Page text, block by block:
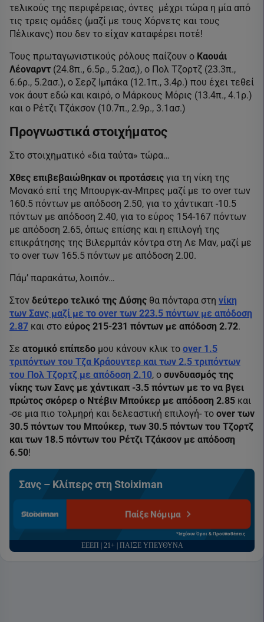
τελικούς της περιφέρειας, όντες μέχρι τώρα η μία από
τις τρεις ομάδες (μαζί με τους Χόρνετς και τους
Πέλικανς) που δεν το είχαν καταφέρει ποτέ!
Τους πρωταγωνιστικούς ρόλους παίζουν ο Καουάι
Λέοναρντ (24.8π., 6.5ρ., 5.2ασ,), ο Πολ Τζορτζ (23.3π.,
6.6ρ., 5.2ασ.), ο Σερζ Ιμπάκα (12.1π., 3.4ρ.) που έχει τεθεί
νοκ άουτ εδώ και καιρό, ο Μάρκους Μόρις (13.4π., 4.1ρ.)
και ο Ρέτζι Τζάκσον (10.7π., 2.9ρ., 3.1ασ.)
Προγνωστικά στοιχήματος
Στο στοιχηματικό «δια ταύτα» τώρα…
Χθες επιβεβαιώθηκαν οι προτάσεις για τη νίκη της
Μονακό επί της Μπουργκ-αν-Μπρες μαζί με το over των
160.5 πόντων με απόδοση 2.50, για το χάντικαπ -10.5
πόντων με απόδοση 2.40, για το εύρος 154-167 πόντων
με απόδοση 2.65, όπως επίσης και η επιλογή της
επικράτησης της Βιλερμπάν κόντρα στη Λε Μαν, μαζί με
το over των 165.5 πόντων με απόδοση 2.00.
Πάμ’ παρακάτω, λοιπόν…
Στον δεύτερο τελικό της Δύσης θα πόνταρα στη νίκη
των Σανς μαζί με το over των 223.5 πόντων με απόδοση
2.87 και στο εύρος 215-231 πόντων με απόδοση 2.72.
Σε ατομικό επίπεδο μου κάνουν κλικ το over 1.5
τριπόντων του Τζα Κράουντερ και των 2.5 τριπόντων
του Πολ Τζορτζ με απόδοση 2.10, ο συνδυασμός της
νίκης των Σανς με χάντικαπ -3.5 πόντων με το να βγει
πρώτος σκόρερ ο Ντέβιν Μπούκερ με απόδοση 2.85 και
-σε μια πιο τολμηρή και δελεαστική επιλογή- το over των
30.5 πόντων του Μπούκερ, των 30.5 πόντων του Τζορτζ
και των 18.5 πόντων του Ρέτζι Τζάκσον με απόδοση
6.50!
Σανς – Κλίπερς στη Stoiximan
Παίξε Νόμιμα
*Ισχύουν Όροι & Προϋποθέσεις
ΕΕΕΠ | 21+ | ΠΑΙΞΕ ΥΠΕΥΘΥΝΑ